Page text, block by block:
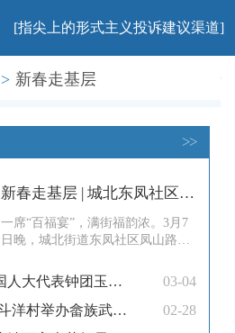
[指尖上的形式主义投诉建议渠道]
民生 法治
教育
> 新春走基层
>>
新春走基层 | 城北东凤社区：烟火同欢“百福宴” 民俗传情睦邻里
一席“百福宴”，满街福韵浓。3月7
日晚，城北街道东凤社区凤山路灯
路铺开，氤氲的烟火气萦绕街巷，
上千名社区居民欢聚一堂，在欢声
笑语中推杯换盏，乐享邻里温情。
新春走基层 | 全国人大代表钟团玉：以武兴村传畲韵 履职为民赴盛会
03-04
新春走基层｜金斗洋村举办畲族武术非遗展演
02-28